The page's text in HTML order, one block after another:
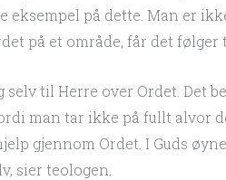
eksempel på dette. Man er
på et område, får det
selv til Herre over Ordet. Det
man tar ikke på fullt alvor
gjennom Ordet. I Guds
sier teologen.